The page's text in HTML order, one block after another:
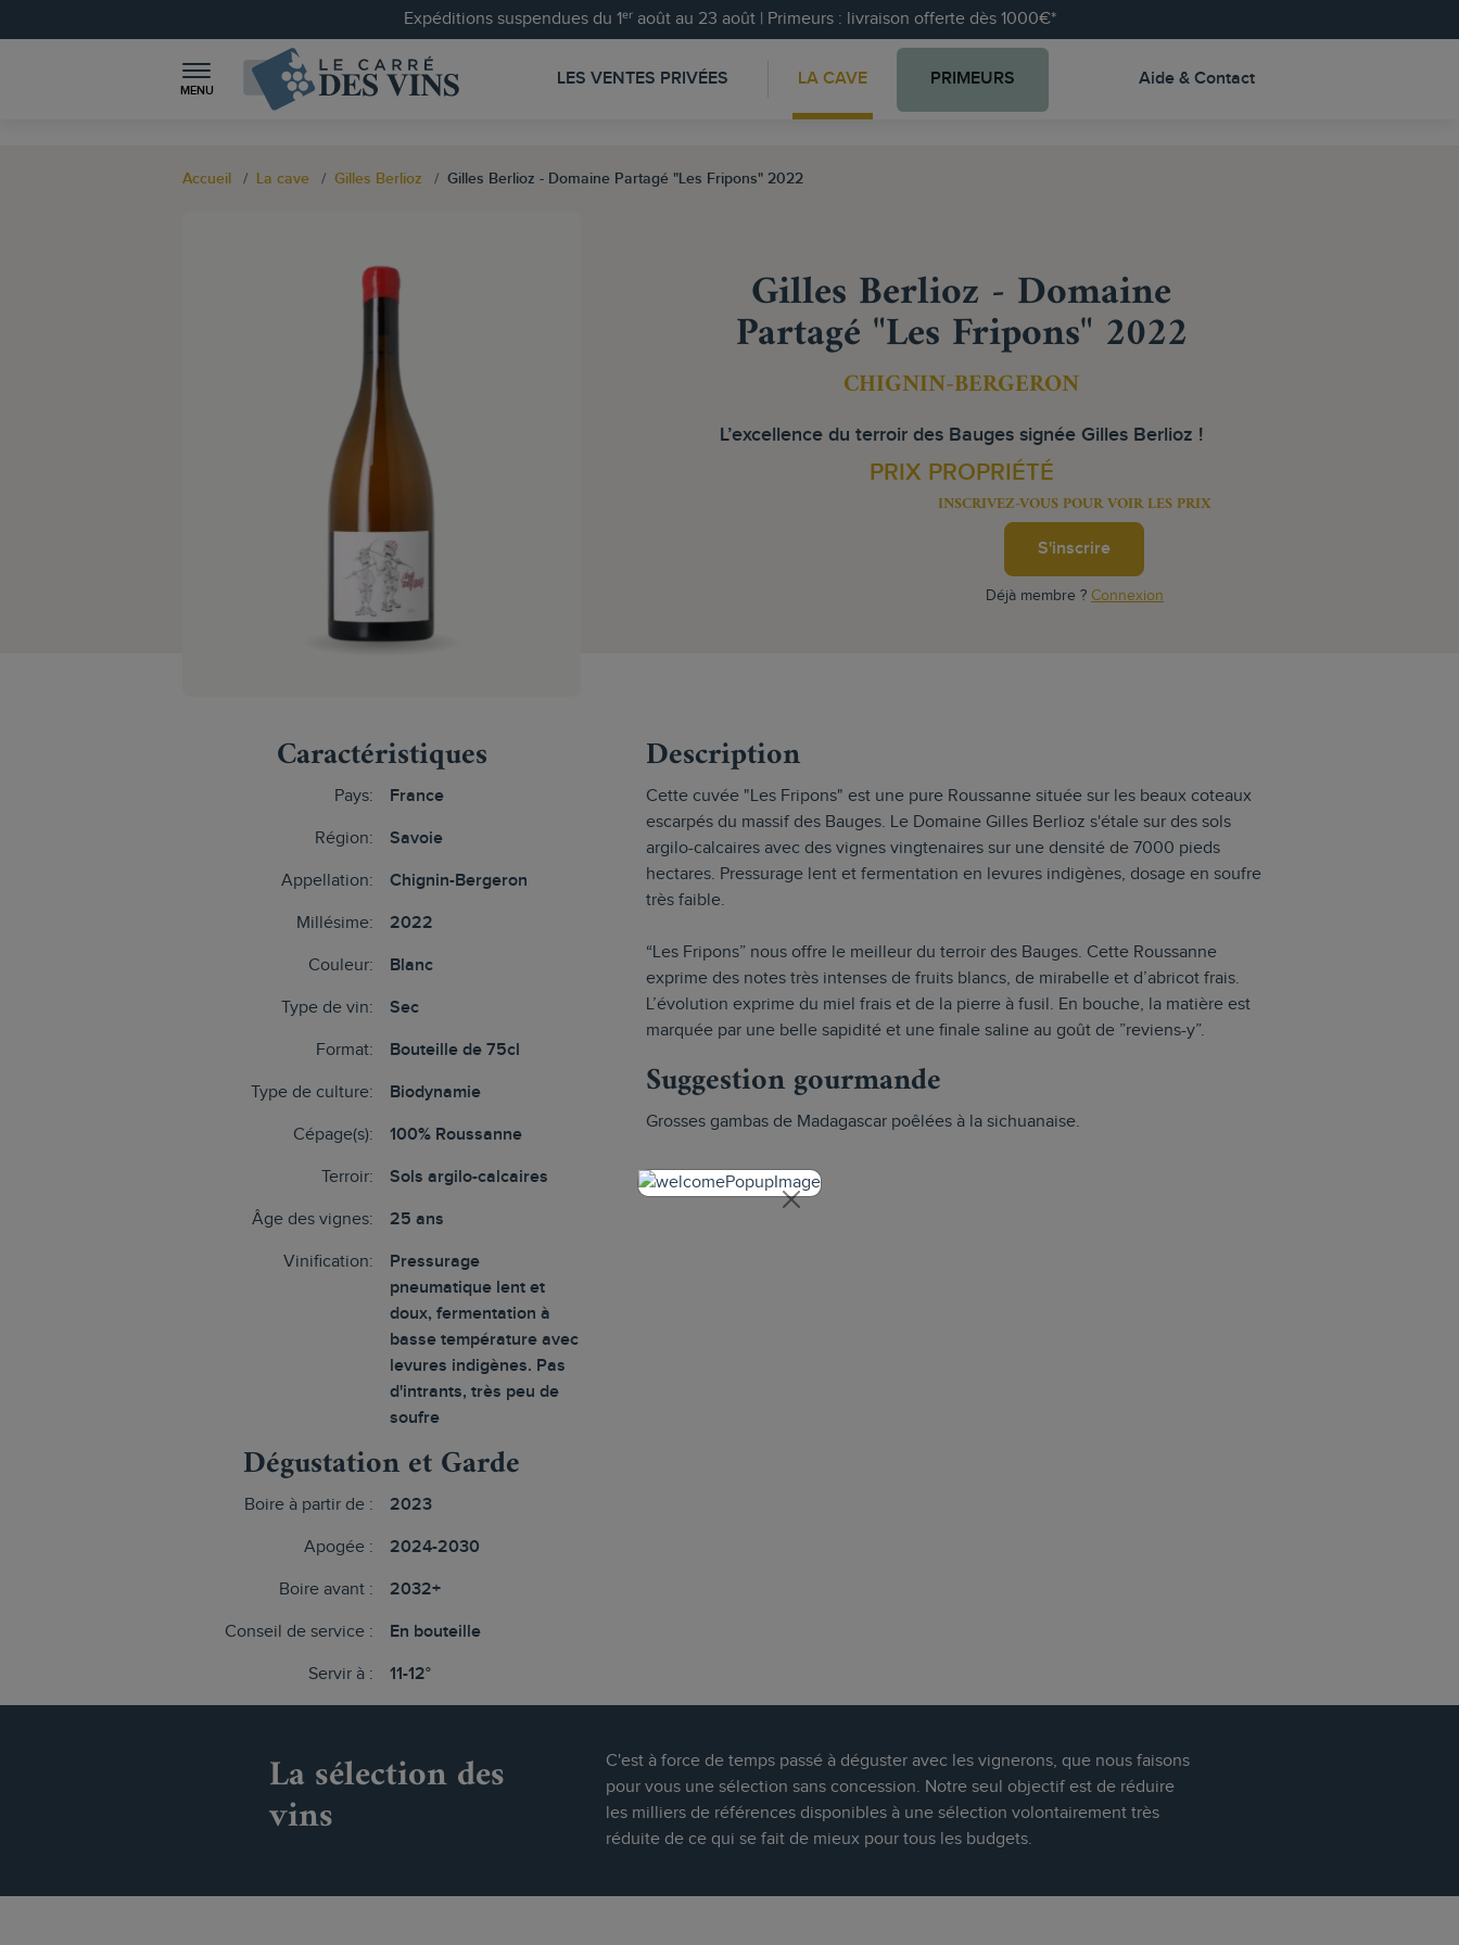
Expéditions suspendues du 1ᵉʳ août au 23 août | Primeurs : livraison offerte dès 1000€*
MENU
LES VENTES PRIVÉES LA CAVE PRIMEURS Aide & Contact
Accueil La cave Gilles Berlioz Gilles Berlioz - Domaine Partagé "Les Fripons" 2022
Gilles Berlioz - Domaine
Partagé "Les Fripons" 2022
CHIGNIN-BERGERON
L’excellence du terroir des Bauges signée Gilles Berlioz !
PRIX PROPRIÉTÉ
INSCRIVEZ-VOUS POUR VOIR LES PRIX
S'inscrire
Déjà membre ? Connexion
Caractéristiques
Pays: France
Région: Savoie
Appellation: Chignin-Bergeron
Millésime: 2022
Couleur: Blanc
Type de vin: Sec
Format: Bouteille de 75cl
Type de culture: Biodynamie
Cépage(s): 100% Roussanne
Terroir: Sols argilo-calcaires
Âge des vignes: 25 ans
Vinification:
Pressurage
pneumatique lent et
doux, fermentation à
basse température avec
levures indigènes. Pas
d'intrants, très peu de
soufre
Dégustation et Garde
Boire à partir de : 2023
Apogée : 2024-2030
Boire avant : 2032+
Conseil de service : En bouteille
Servir à : 11-12°
Description
Cette cuvée "Les Fripons" est une pure Roussanne située sur les beaux coteaux
escarpés du massif des Bauges. Le Domaine Gilles Berlioz s'étale sur des sols
argilo-calcaires avec des vignes vingtenaires sur une densité de 7000 pieds
hectares. Pressurage lent et fermentation en levures indigènes, dosage en soufre
très faible.
“Les Fripons” nous offre le meilleur du terroir des Bauges. Cette Roussanne
exprime des notes très intenses de fruits blancs, de mirabelle et d’abricot frais.
L’évolution exprime du miel frais et de la pierre à fusil. En bouche, la matière est
marquée par une belle sapidité et une finale saline au goût de ”reviens-y”.
Suggestion gourmande
Grosses gambas de Madagascar poêlées à la sichuanaise.
La sélection des
vins
C'est à force de temps passé à déguster avec les vignerons, que nous faisons
pour vous une sélection sans concession. Notre seul objectif est de réduire
les milliers de références disponibles à une sélection volontairement très
réduite de ce qui se fait de mieux pour tous les budgets.